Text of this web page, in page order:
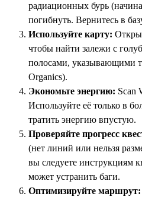
радиационных бурь
погибнуть. Вернитесь в
Используйте карту:
чтобы найти залежи с
полосами, указывающими
Organics).
Экономьте энергию: Scan
Используйте её только в
тратить энергию впустую.
Проверяйте прогресс
(нет линий или нельзя
вы следуете инструкциям
может устранить баги.
Оптимизируйте маршрут: